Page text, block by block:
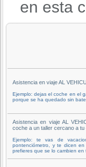
en esta
Asistencia en viaje AL
Ejemplo: dejas el coche en el
porque se ha quedado sin
Asistencia en viaje AL
coche a un taller cercano a tu
Ejemplo: te vas de
pontenciómetro, y te dicen
prefieres que se lo cambien